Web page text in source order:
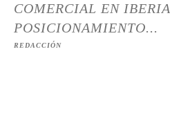
COMERCIAL EN
POSICIONAMIENTO...
REDACCIÓN